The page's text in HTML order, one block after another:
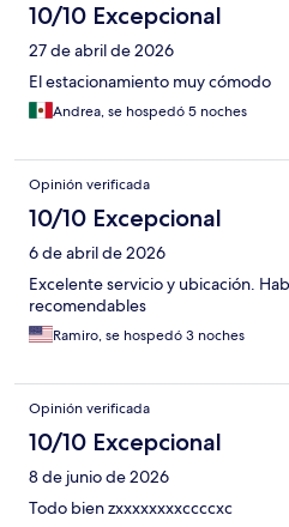
10/10 Excepcional
27 de abril de 2026
El estacionamiento muy cómodo
Andrea, se hospedó 5 noches
Opinión verificada
10/10 Excepcional
6 de abril de 2026
Excelente servicio y ubicación.
recomendables
Ramiro, se hospedó 3 noches
Opinión verificada
10/10 Excepcional
8 de junio de 2026
Todo bien zxxxxxxxxccccxc